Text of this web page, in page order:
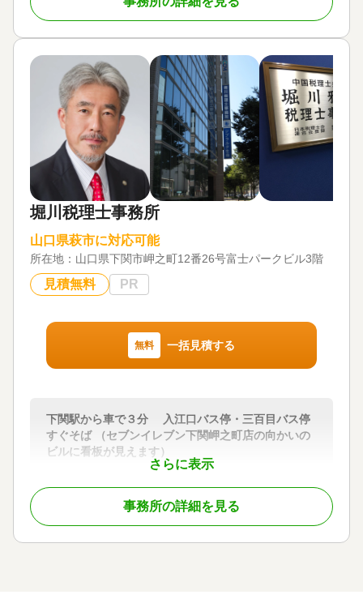
堀川税理士事務所
山口県萩市に対応可能
所在地： 山口県下関市岬之町12番26号富士パークビル3階
見積無料 PR
無料 一括見積する
さらに表示
下関駅から車で３分 入江口バス停・三百目バス停
すぐそば （セブンイレブン下関岬之町店の向かいの
ビルに看板が見えます）
お客様との信頼関係が何より大事だと考えておりま
す。いつも心がけているのは、お客様へのきめ細か
なサービスです。私は、これまで相続関連のセミナ
ーや講演も多く行っております。また、数多くの相
続案件に携わったこれまでの経験から、皆様に寄り
事務所の詳細を見る